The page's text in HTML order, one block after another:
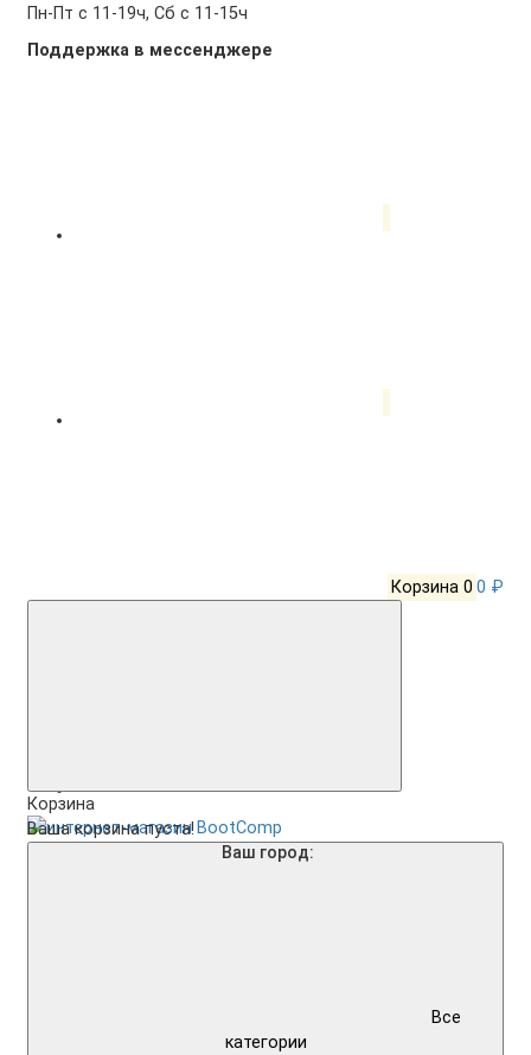
Пн-Пт с 11-19ч, Сб с 11-15ч
Поддержка в мессенджере
Ваш город:
Корзина 0 0 ₽
Корзина
Ваша корзина пуста!
Все
категории